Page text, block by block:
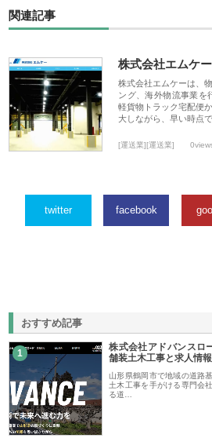
関連記事
株式会社エムケー
株式会社エムケーは、
ング、海外物流事業を
軽貨物トラック宅配便
大しながら、早い時点
[運送業][運送業]
twitter facebook
おすすめ記事
1
株式会社アドバンスロ
舗装土木工事と求人情報
山形県鶴岡市で地域の道路
土木工事を手がける専門会
る道…